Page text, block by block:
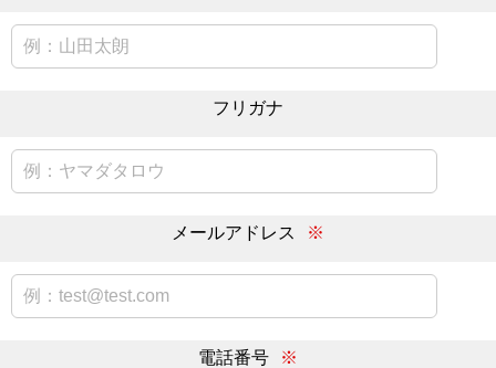
フリガナ
メールアドレス ※
電話番号 ※